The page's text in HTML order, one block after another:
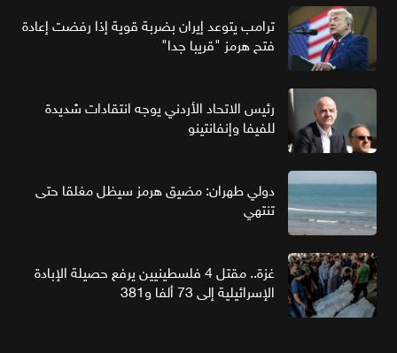
ترامب يتوعد إيران بضربة قوية إذا رفضت إعادة
فتح هرمز "قريبا جدا"
رئيس الاتحاد الأردني يوجه انتقادات شديدة
للفيفا وإنفانتينو
دولي طهران: مضيق هرمز سيظل مغلقا حتى
تنتهي
غزة.. مقتل 4 فلسطينيين يرفع حصيلة الإبادة
الإسرائيلية إلى 73 ألفا و381